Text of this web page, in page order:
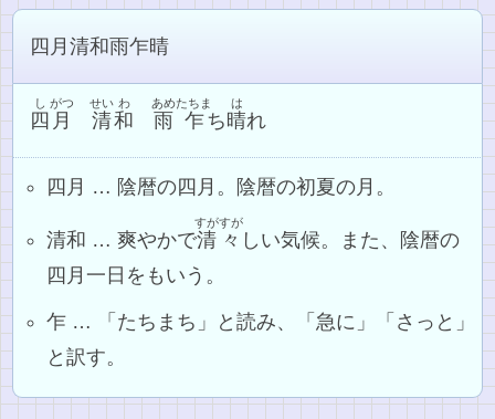
四月清和雨乍晴
四
し
月
がつ
清
せい
和
わ
雨
あめ
乍
たちま
ち晴
は
れ
四月 … 陰暦の四月。陰暦の初夏の月。
清和 … 爽やかで清々
すがすが
しい気候。また、陰暦の
四月一日をもいう。
乍 … 「たちまち」と読み、「急に」「さっと」
と訳す。